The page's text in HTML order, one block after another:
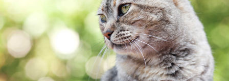
Koirakoto OY
Liikasentie 24, 90540 Oulu, Finland
Kirppari Tuulan Tori
Kainuuntie 32, Sotkamo, Finland